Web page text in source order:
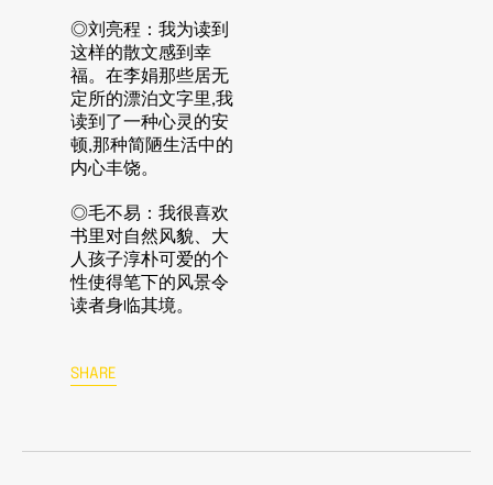
◎刘亮程：我为读到
这样的散文感到幸
福。在李娟那些居无
定所的漂泊文字里,我
读到了一种心灵的安
顿,那种简陋生活中的
内心丰饶。
◎毛不易：我很喜欢
书里对自然风貌、大
人孩子淳朴可爱的个
性使得笔下的风景令
读者身临其境。
SHARE